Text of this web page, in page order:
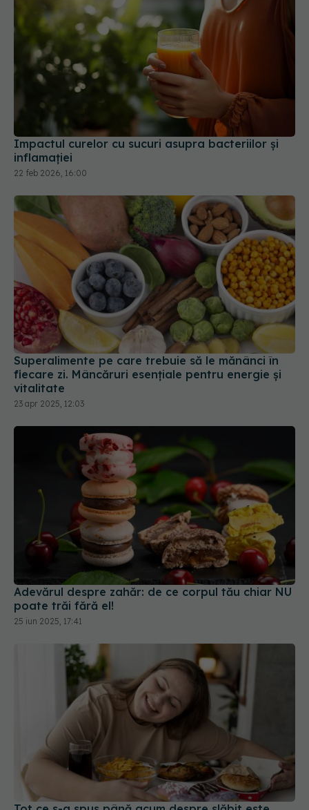
Impactul curelor cu sucuri asupra bacteriilor și
inflamației
22 feb 2026, 16:00
Superalimente pe care trebuie să le mănânci în
fiecare zi. Mâncăruri esențiale pentru energie și
vitalitate
23 apr 2025, 12:03
Adevărul despre zahăr: de ce corpul tău chiar NU
poate trăi fără el!
Tot ce s-a spus până acum despre slăbit este
greșit! De ce "mănâncă mai puțin și mișcă-te mai
mult" nu ajută
12 iul 2025, 19:25